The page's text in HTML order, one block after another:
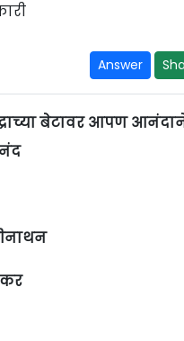
Answer
बेटावर आपण